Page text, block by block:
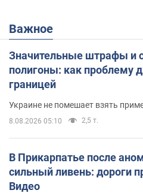
Важное
Значительные штрафы и
полигоны: как проблему
границей
Украине не помешает взять
8.08.2026 05:10 2,5 т.
В Прикарпатье после
сильный ливень: дороги
Видео